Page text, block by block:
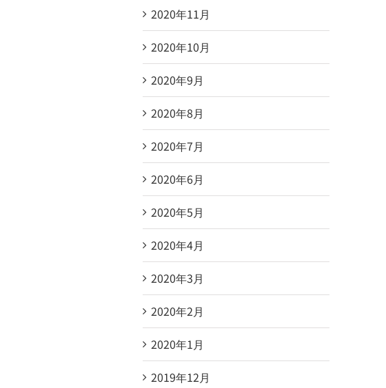
2020年11月
2020年10月
2020年9月
2020年8月
2020年7月
2020年6月
2020年5月
2020年4月
2020年3月
2020年2月
2020年1月
2019年12月